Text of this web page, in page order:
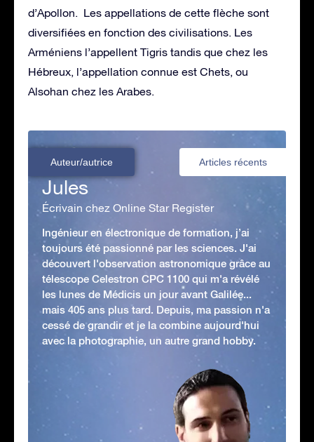
d’Apollon. Les appellations de cette flèche sont
diversifiées en fonction des civilisations. Les
Arméniens l’appellent Tigris tandis que chez les
Hébreux, l’appellation connue est Chets, ou
Alsohan chez les Arabes.
Auteur/autrice Articles récents
Jules
Écrivain chez Online Star Register
Ingénieur en électronique de formation, j’ai
toujours été passionné par les sciences. J'ai
découvert l'observation astronomique grâce au
télescope Celestron CPC 1100 qui m'a révélé
les lunes de Médicis un jour avant Galilée...
mais 405 ans plus tard. Depuis, ma passion n'a
cessé de grandir et je la combine aujourd'hui
avec la photographie, un autre grand hobby.